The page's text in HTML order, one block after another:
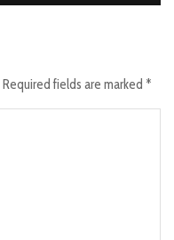
Required fields are marked *